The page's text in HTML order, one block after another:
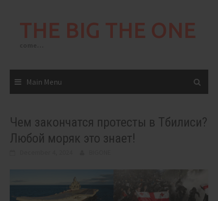
THE BIG THE ONE
Main Menu
Чем закончатся протесты в Тбилиси?
Любой моряк это знает!